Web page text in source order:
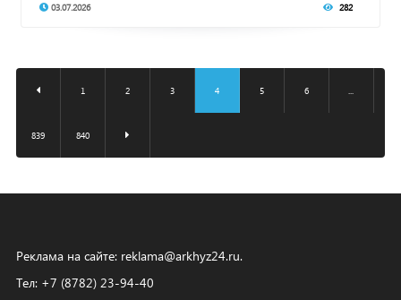
03.07.2026 282
1 2 3 4 5 6
839 840
Реклама на сайте: reklama@arkhyz24.ru.
Тел: +7 (8782) 23‑94‑40